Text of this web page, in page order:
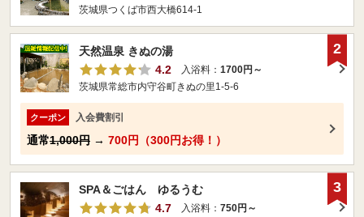
茨城県つくば市西大橋614-1
天然温泉 きぬの湯
4.2
入浴料： 1700円～
茨城県常総市内守谷町きぬの里1-5-6
クーポン 入会費割引
通常1,000円 → 700円（300円お得！）
2
SPA＆ごはん ゆるうむ
4.7
入浴料： 750円～
3